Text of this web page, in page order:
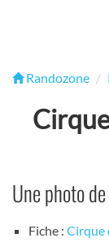
Randozone
Une photo
Fiche : Cirque